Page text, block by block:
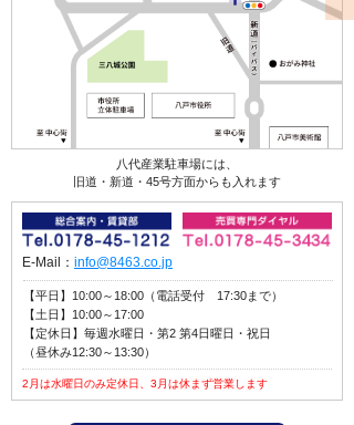
八代産業駐車場には、
旧道・新道・45号方面からも入れます
E-Mail： info@8463.co.jp
【平日】10:00～18:00（電話受付 17:30まで）
【土日】10:00～17:00
【定休日】毎週水曜日・第2 第4日曜日・祝日
（昼休み12:30～13:30）
2月は水曜日のみ定休日、3月は休まず営業します